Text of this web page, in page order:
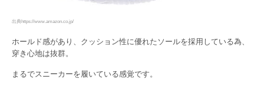
出典https://www.amazon.co.jp/
ホールド感があり、クッション性に優れたソールを採用している為、
穿き心地は抜群。
まるでスニーカーを履いている感覚です。